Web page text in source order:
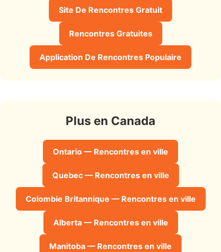
Site De Rencontres Gratuit
Rencontres Gratuites
Application De Rencontres Populaire
Plus en Canada
Ontario — Rencontres en ville
Quebec — Rencontres en ville
Colombie Britannique — Rencontres en ville
Alberta — Rencontres en ville
Manitoba — Rencontres en ville